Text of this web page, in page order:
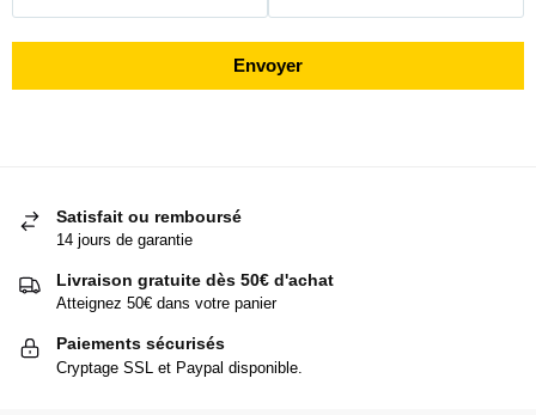
Envoyer
Satisfait ou remboursé
14 jours de garantie
Livraison gratuite dès 50€ d'achat
Atteignez 50€ dans votre panier
Paiements sécurisés
Cryptage SSL et Paypal disponible.